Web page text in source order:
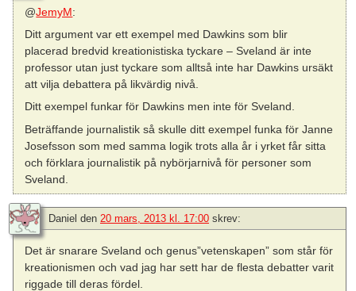
@JemyM:
Ditt argument var ett exempel med Dawkins som blir
placerad bredvid kreationistiska tyckare – Sveland är inte
professor utan just tyckare som alltså inte har Dawkins ursäkt
att vilja debattera på likvärdig nivå.
Ditt exempel funkar för Dawkins men inte för Sveland.
Beträffande journalistik så skulle ditt exempel funka för Janne
Josefsson som med samma logik trots alla år i yrket får sitta
och förklara journalistik på nybörjarnivå för personer som
Sveland.
Daniel den 20 mars, 2013 kl. 17:00 skrev:
Det är snarare Sveland och genus”vetenskapen” som står för
kreationismen och vad jag har sett har de flesta debatter varit
riggade till deras fördel.